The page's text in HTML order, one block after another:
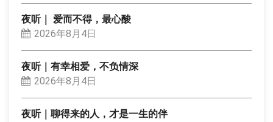
夜听｜ 爱而不得，最心酸
2026年8月4日
夜听｜有幸相爱，不负情深
2026年8月4日
夜听｜聊得来的人，才是一生的伴